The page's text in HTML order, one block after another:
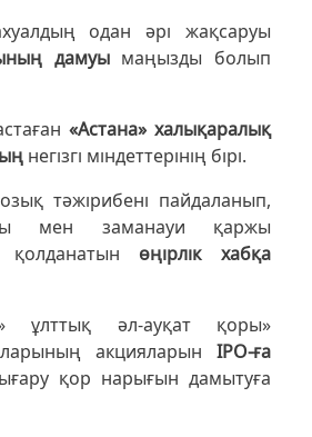
одан әрі жақсаруы
дамуымаңызды болып
«Астана» халықаралық
негізгі міндеттерінің бірі.
тәжірибені пайдаланып,
мен заманауи қаржы
қолданатын өңірлік хабқа
ұлттық әл-ауқат қоры»
акцияларын IPO-ға
қор нарығын дамытуға